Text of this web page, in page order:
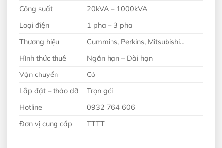
Công suất
20kVA – 1000kVA
Loại điện
1 pha – 3 pha
Thương hiệu
Cummins, Perkins, Mitsubishi…
Hình thức thuê
Ngắn hạn – Dài hạn
Vận chuyển
Có
Lắp đặt – tháo dỡ
Trọn gói
Hotline
0932 764 606
Đơn vị cung cấp
TTTT